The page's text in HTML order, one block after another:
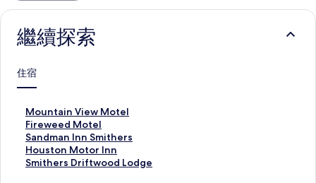
繼續探索
住宿
Mountain View Motel
M
o
u
n
t
Fireweed Motel
F
i
r
e
Sandman Inn Smithers
S
a
n
Houston Motor Inn
H
o
Smithers Driftwood Lodge
S